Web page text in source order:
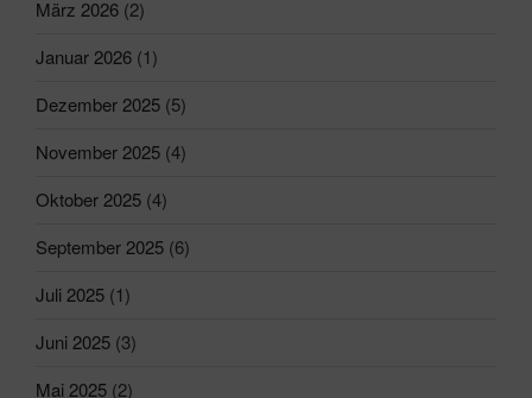
März 2026 (2)
Januar 2026 (1)
Dezember 2025 (5)
November 2025 (4)
Oktober 2025 (4)
September 2025 (6)
Juli 2025 (1)
Juni 2025 (3)
Mai 2025 (2)